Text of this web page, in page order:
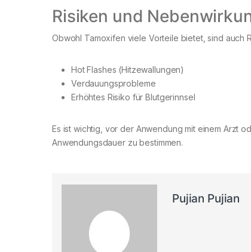
Risiken und
Obwohl Tamoxifen viele Vorteile bietet, sind auch
Hot Flashes (Hitzewallungen)
Verdauungsprobleme
Erhöhtes Risiko für Blutgerinnsel
Es ist wichtig, vor der Anwendung mit einem Arzt
Anwendungsdauer zu bestimmen.
Pujian Pujian